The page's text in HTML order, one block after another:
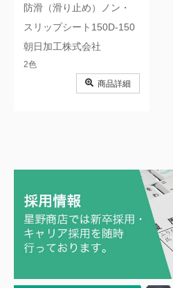
防滑（滑り止め）ノン・
スリップシート150D-150
朝日加工株式会社
2色
商品詳細